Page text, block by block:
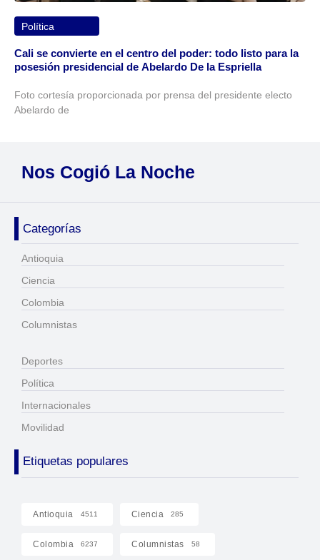
Política
Cali se convierte en el centro del poder: todo listo para la
posesión presidencial de Abelardo De la Espriella
Foto cortesía proporcionada por prensa del presidente electo
Abelardo de
Nos Cogió La Noche
Categorías
Antioquia
Ciencia
Colombia
Columnistas
Deportes
Política
Internacionales
Movilidad
Etiquetas populares
Antioquia 4511 Ciencia 285
Colombia 6237 Columnistas 58